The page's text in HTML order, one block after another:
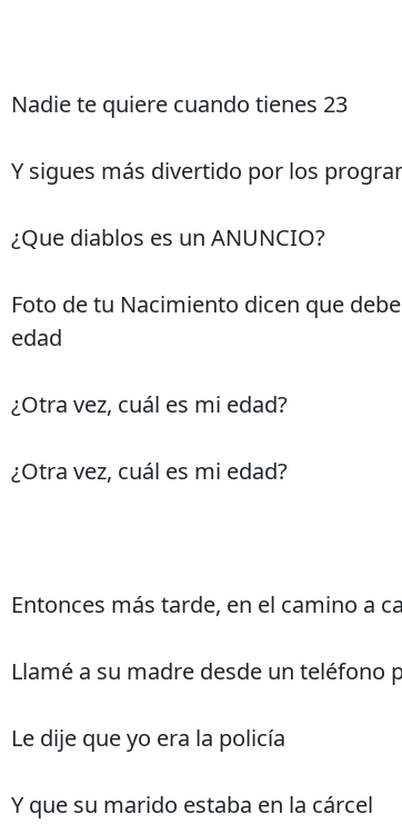
Nadie te quiere cuando tienes 23
Y sigues más divertido por los
¿Que diablos es un ANUNCIO?
Foto de tu Nacimiento dicen que
edad
¿Otra vez, cuál es mi edad?
¿Otra vez, cuál es mi edad?
Entonces más tarde, en el camino a
Llamé a su madre desde un teléfono
Le dije que yo era la policía
Y que su marido estaba en la cárcel